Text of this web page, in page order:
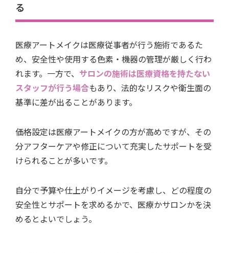
る
医療アートメイクは医療従事者が行う施術であるた
め、安全性や使用する色素・機器の管理が厳しく行わ
れます。一方で、 サロンの施術は医療資格を持たない
スタッフが行う場合もあり、法的なリスクや衛生面の
基準に差が出ることがあります。
価格設定は医療アートメイクの方が高めですが、その
分アフターケアや修正について充実したサポートを受
けられることが多いです。
自分で予算や仕上がりイメージを考慮し、どの程度の
安全性とサポートを求めるかで、医療かサロンかを決
めるとよいでしょう。